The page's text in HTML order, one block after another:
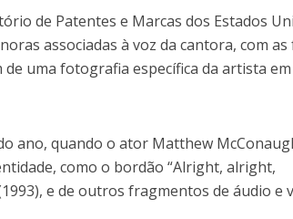
de Patentes e Marcas dos Estados
associadas à voz da cantora, com as
de uma fotografia específica da artista em
ano, quando o ator Matthew
como o bordão “Alright, alright,
e de outros fragmentos de áudio e